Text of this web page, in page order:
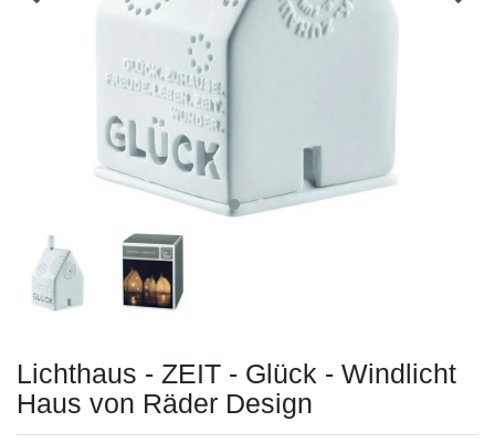
Lichthaus - ZEIT - Glück - Windlicht
Haus von Räder Design